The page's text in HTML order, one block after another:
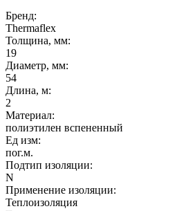
Бренд:
Thermaflex
Толщина, мм:
19
Диаметр, мм:
54
Длина, м:
2
Материал:
полиэтилен вспененный
Ед изм:
пог.м.
Подтип изоляции:
N
Применение изоляции:
Теплоизоляция